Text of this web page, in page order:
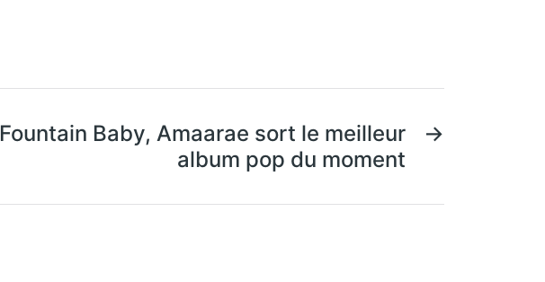
→
Fountain Baby, Amaarae sort le meilleur
album pop du moment